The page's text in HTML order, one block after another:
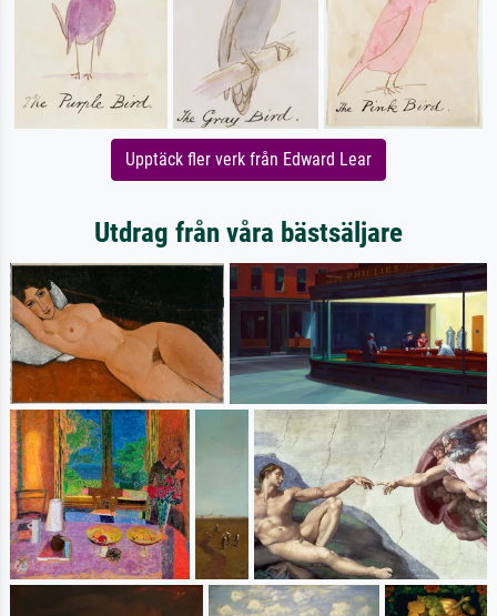
Upptäck fler verk från Edward Lear
Utdrag från våra bästsäljare